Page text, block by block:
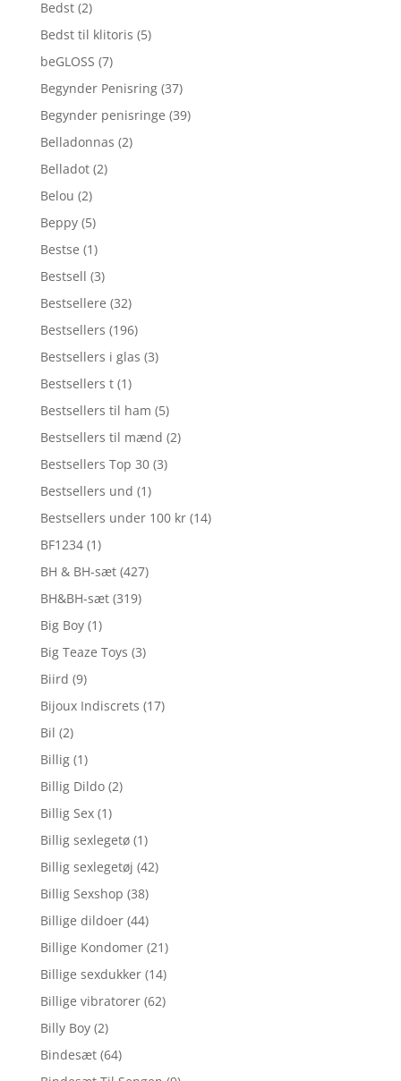
Bedst (2)
Bedst til klitoris (5)
beGLOSS (7)
Begynder Penisring (37)
Begynder penisringe (39)
Belladonnas (2)
Belladot (2)
Belou (2)
Beppy (5)
Bestse (1)
Bestsell (3)
Bestsellere (32)
Bestsellers (196)
Bestsellers i glas (3)
Bestsellers t (1)
Bestsellers til ham (5)
Bestsellers til mænd (2)
Bestsellers Top 30 (3)
Bestsellers und (1)
Bestsellers under 100 kr (14)
BF1234 (1)
BH & BH-sæt (427)
BH&BH-sæt (319)
Big Boy (1)
Big Teaze Toys (3)
Biird (9)
Bijoux Indiscrets (17)
Bil (2)
Billig (1)
Billig Dildo (2)
Billig Sex (1)
Billig sexlegetø (1)
Billig sexlegetøj (42)
Billig Sexshop (38)
Billige dildoer (44)
Billige Kondomer (21)
Billige sexdukker (14)
Billige vibratorer (62)
Billy Boy (2)
Bindesæt (64)